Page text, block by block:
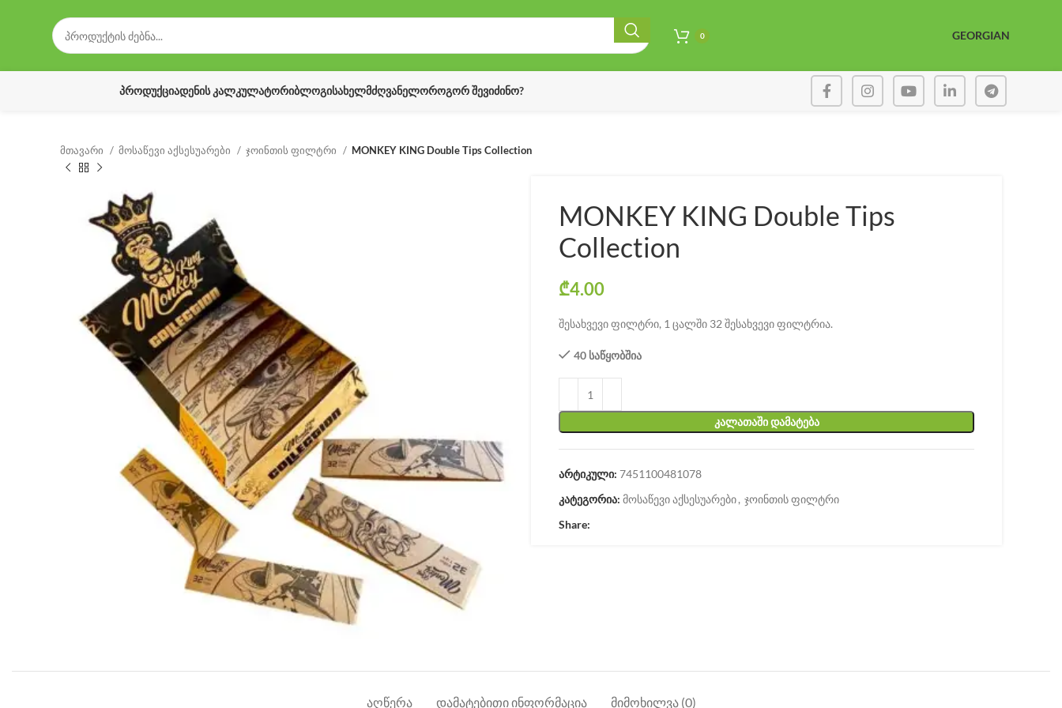
0 GEORGIAN
ᲞᲠᲝᲓᲣᲥᲪᲘᲐᲓᲔᲜᲘᲡ ᲙᲐᲚᲙᲣᲚᲐᲢᲝᲠᲘᲑᲚᲝᲒᲘᲡᲐᲮᲔᲚᲛᲫᲦᲕᲐᲜᲔᲚᲝᲠᲝᲒᲝᲠ ᲨᲔᲕᲘᲫᲘᲜᲝ?
მთავარი მოსაწევი აქსესუარები ჯოინთის ფილტრი MONKEY KING Double Tips Collection
MONKEY KING Double Tips
Collection
₾4.00
შესახვევი ფილტრი, 1 ცალში 32 შესახვევი ფილტრია.
40 საწყობშია
ᲙᲐᲚᲐᲗᲐᲨᲘ ᲓᲐᲛᲐᲢᲔᲑᲐ
არტიკული: 7451100481078
კატეგორია: მოსაწევი აქსესუარები, ჯოინთის ფილტრი
Share:
ᲐᲦᲬᲔᲠᲐ ᲓᲐᲛᲐᲢᲔᲑᲘᲗᲘ ᲘᲜᲤᲝᲠᲛᲐᲪᲘᲐ ᲛᲘᲛᲝᲮᲘᲚᲕᲐ (0)